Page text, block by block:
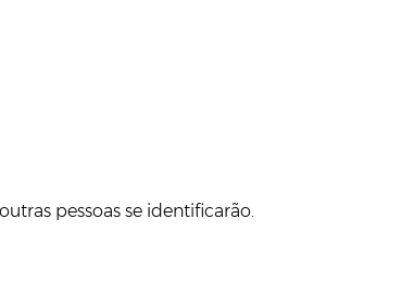
pessoas se identificarão.